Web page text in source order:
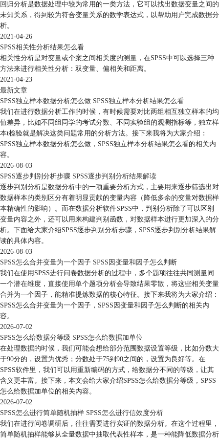
回归分析是数据处理中较为常用的一类方法，它可以找出数据变量之间的
未知关系，得到较为符合变量关系的数学表达式，以帮助用户完成数据分
析。
2021-04-26
SPSS相关性分析结果怎么看
相关性分析是对变量或个案之间相关度的测量，在SPSS中可以选择三种
方法来进行相关性分析：双变量、偏相关和距离。
2021-04-23
最新文章
SPSS独立样本数据分析怎么做 SPSS独立样本分析结果怎么看
我们在进行数据分析工作的时候，有时候需要对比两组相互独立样本的均
值差异，比如不同组同学的考试分数、不同实验组的观测指标等，独立样
本t检验就是解决这类问题常用的分析方法。接下来我将为大家介绍：
SPSS独立样本数据分析怎么做，SPSS独立样本分析结果怎么看的相关内
容。
2026-08-03
SPSS逐步判别分析步骤 SPSS逐步判别分析结果解读
逐步判别分析是数据分析中的一项重要分析方式，主要用来逐步筛选出对
数据样本的类别区分有着明显贡献的变量内容（降低多余的变量对数据样
本精确性的影响）。而在数据分析软件SPSS中，判别分析除了可以区别
变量内容之外，还可以用来构建判别函数，对数据样本进行更加深入的分
析。下面给大家介绍SPSS逐步判别分析步骤，SPSS逐步判别分析结果解
读的具体内容。
2026-08-03
SPSS怎么合并变量为一个因子 SPSS因变量和因子怎么判断
我们在使用SPSS进行问卷数据分析的过程中，多个题项往往共同测量同
一个潜在维度，直接使用单个题项分析会导致结果零散，将这些相关变量
合并为一个因子，能精准提炼数据的核心特征。接下来我将为大家介绍：
SPSS怎么合并变量为一个因子，SPSS因变量和因子怎么判断的相关内
容。
2026-07-02
SPSS怎么给数据分等级 SPSS怎么给数据加单位
在处理数据的时候，我们可能会想给部分范围数据设置等级，比如分数大
于90分的，设置为优秀；分数处于75到90之间的，设置为良好等。在
SPSS软件里，我们可以用重新编码的方式，给数据分不同的等级，让其
含义更丰富。接下来，本文会给大家介绍SPSS怎么给数据分等级，SPSS
怎么给数据加单位的相关内容。
2026-07-02
SPSS怎么进行简单随机抽样 SPSS怎么进行信效度分析
我们在进行问卷调研后，往往需要进行实证的数据分析。在这个过程里，
简单随机抽样能够从全量数据中抽取代表性样本，是一种能降低数据分析